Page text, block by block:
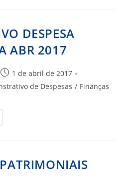
DESPESA
ABR 2017
Post
publicado:
1 de abril de 2017
de Despesas / Finanças